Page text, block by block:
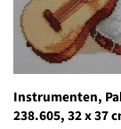
Instrumenten,
238.605, 32 x 37